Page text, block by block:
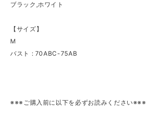
ブラック,ホワイト
【サイズ】
M
バスト : 70ABC-75AB
※※※ご購入前に以下を必ずお読みください※※※